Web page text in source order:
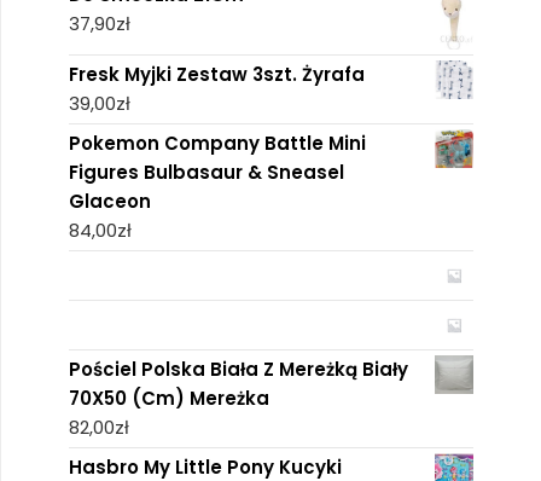
37,90zł
Fresk Myjki Zestaw 3szt. Żyrafa
39,00zł
Pokemon Company Battle Mini
Figures Bulbasaur & Sneasel
Glaceon
84,00zł
Pościel Polska Biała Z Mereżką Biały
70X50 (Cm) Mereżka
82,00zł
Hasbro My Little Pony Kucyki